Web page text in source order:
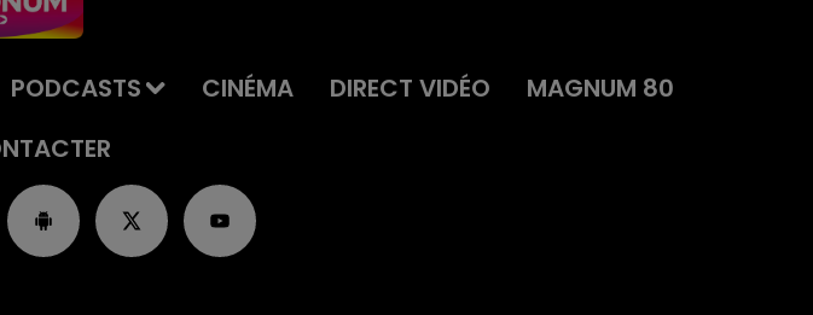
PODCASTS CINÉMA DIRECT VIDÉO
MAGNUM 80